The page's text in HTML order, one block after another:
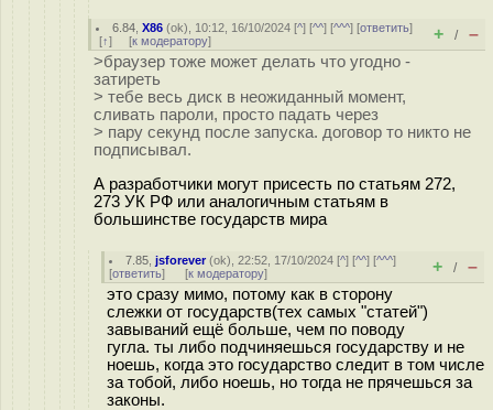
6.84 ,X86 (ok), 10:12, 16/10/2024 [^] [^^] [^^^] [ответить]
[↑] [к модератору] + / –
>браузер тоже может делать что угодно -
затиреть
> тебе весь диск в неожиданный момент,
сливать пароли, просто падать через
> пару секунд после запуска. договор то никто не
подписывал.
А разработчики могут присесть по статьям 272,
273 УК РФ или аналогичным статьям в
большинстве государств мира
7.85 ,jsforever(ok), 22:52, 17/10/2024 [^] [^^] [^^^]
[ответить] [к модератору] + / –
это сразу мимо, потому как в сторону
слежки от государств(тех самых "статей")
завываний ещё больше, чем по поводу
гугла. ты либо подчиняешься государству и не
ноешь, когда это государство следит в том числе
за тобой, либо ноешь, но тогда не прячешься за
законы.